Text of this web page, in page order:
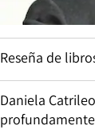
Reseña de
Daniela